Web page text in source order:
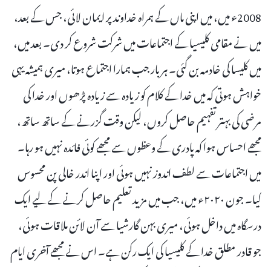
2008ء میں، میں اپنی ماں کے ہمراہ خداوند پر ایمان لائی، جس کے بعد،
میں نے مقامی کلیسیا کے اجتماعات میں شرکت شروع کر دی۔ بعد میں،
میں کلیسا کی خادمہ بن گئی۔ ہر بار جب ہمارا اجتماع ہوتا، میری ہمیشہ یہی
خواہش ہوتی کہ میں خدا کے کلام کو زیادہ سے زیادہ پڑھوں اور خدا کی
مرضی کی بہتر تفہیم حاصل کروں، لیکن وقت گزرنے کے ساتھ ساتھ،
مجھے احساس ہوا کہ پادری کے وعظوں سے مجھے کوئی فائدہ نہیں ہو رہا۔
میں اجتماعات سے لطف اندوز نہیں ہوئی اور اپنا اندر خالی پن محسوس
کیا۔ جون ۲۰۲۰ء میں، جب میں مزید تعلیم حاصل کرنے کے لیے ایک
درسگاہ میں داخل ہوئی، میری بہن گارشیا سے آن لائن ملاقات ہوئی،
جو قادر مطلق خدا کے کلیسیا کی ایک رکن ہے۔ اس نے مجھے آخری ایام